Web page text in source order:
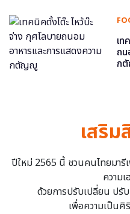
เท
ถ
ก
เสริ
ปีใหม่ 2565 นี้ ชวนคนไทยมารี
ความ
ด้วยการปรับเปลี่ยน ปรั
เพื่อความเป็น